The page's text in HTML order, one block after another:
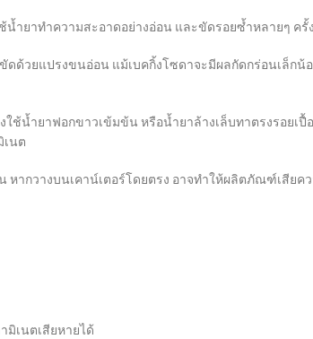
ำยาทำความสะอาดอย่างอ่อน และขัดรอยซ้ำหลายๆ ครั้
ดด้วยแปรงขนอ่อน แม้เบคกิ้งโซดาจะมีผลกัดกร่อนเล็ก
ช้น้ำยาฟอกขาวเข้มข้น หรือน้ำยาล้างเล็บทาตรงรอยเ
เนต
ากวางบนเคาน์เตอร์โดยตรง อาจทำให้ผลิตภัณฑ์เสียค
มิเนตเสียหายได้